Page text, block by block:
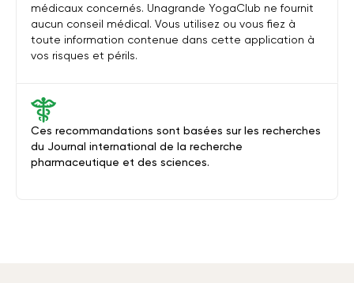
Ces recommandations sont basées sur les recherches
du Journal international de la recherche
pharmaceutique et des sciences.
médicaux concernés. Unagrande YogaClub ne fournit
aucun conseil médical. Vous utilisez ou vous fiez à
toute information contenue dans cette application à
vos risques et périls.